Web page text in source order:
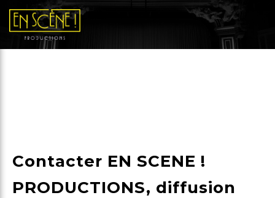
Contacter EN SCENE !
PRODUCTIONS, diffusion